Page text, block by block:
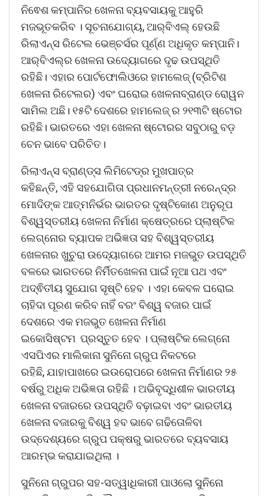
ନିଵେଶ କମ୍ପାନିର ଖେଳନା ବ୍ୟବସାୟକୁ ଆହୁରି
ମଜଭୂତକରିବ । ସୂଚନାଯୋଗ୍ୟ, ଆର୍‌ବିଏଲ୍‌ ହେଉଛି
ରିଲାଏନ୍ସ ରିଟେଲ ଭେଞ୍ଚର୍ସର ପୂର୍ଣ୍ଣ ଅଧିକୃତ କମ୍ପାନି।
ଆର୍‌ବିଏଲ୍‌ର ଖେଳନା ଉଦ୍ୟୋଗରେ ଦୃଢ ଉପସ୍ଥିତି
ରହିଛି। ଏହାର ପୋର୍ଟଫୋଲିଓରେ ହାମଲେଜ୍‌ (ବ୍ରିଟିଶ
ଖେଳନା ରିଟେଲର) ଏବଂ ଘରୋଇ ଖେଳନାବ୍ରାଣ୍ଡ ରୋୱନ
ସାମିଲ ଅଛି। ୧୫ଟି ଦେଶରେ ହାମଲେଜ୍‌ ର ୨୧୩ଟି ଷ୍ଟୋର
ରହିଛି। ଭାରତରେ ଏହା ଖେଳନା ଷ୍ଟୋରର ସବୁଠାରୁ ବଡ଼
ଚେନ ଭାବେ ପରିଚିତ।
ରିଲାଏନ୍ସ ବ୍ରାଣ୍ଡ୍‌ସ ଲିମିଟେଡ୍‌ର ମୁଖପାତ୍ର
କହିଛନ୍ତି, ଏହି ସହଯୋଗିତା ପ୍ରଧାନମନ୍ତ୍ରୀ ନରେନ୍ଦ୍ର
ମୋଦିଙ୍କ ଆତ୍ମନିର୍ଭର ଭାରତର ଦୃଷ୍ଟିକୋଣ ଅନୁରୂପ
ବିଶ୍ୱସ୍ତରୀୟ ଖେଳନା ନିର୍ମାଣ କ୍ଷେତ୍ରରେ ପ୍ଲାଷ୍ଟିକ
ଲେଗ୍ନୋର ବ୍ୟାପକ ଅଭିଜ୍ଞତା ସହ ବିଶ୍ୱସ୍ତରୀୟ
ଖେଳନାର ଖୁଚୁରା ଉଦ୍ୟୋଗରେ ଆମର ମଜଭୁତ ଉପସ୍ଥିତି
ବଳରେ ଭାରତରେ ନିର୍ମିତଖେଳନା ପାଇଁ ନୂଆ ପଥ ଏବଂ
ଅଦ୍ଵିତୀୟ ସୁଯୋଗ ସୃଷ୍ଟି ହେବ । ଏହା କେବଳ ଘରୋଇ
ଚାହିଦା ପୂରଣ କରିବ ନାହିଁ ବରଂ ବିଶ୍ୱ ବଜାର ପାଇଁ
ଦେଶରେ ଏକ ମଜଭୁତ ଖେଳନା ନିର୍ମାଣ
ଇକୋସିଷ୍ଟମ ପ୍ରସ୍ତୁତ ହେବ । ପ୍ଲାଷ୍ଟିକ ଲେଗ୍ନୋ
ଏସପିଏର ମାଲିକାନା ସୁନିନୋ ଗ୍ରୁପ ନିକଟରେ
ରହିଛି, ଯାହାପାଖରେ ଇଉରୋପରେ ଖେଳନା ନିର୍ମାଣର ୨୫
ବର୍ଷରୁ ଅଧିକ ଅଭିଜ୍ଞତା ରହିଛି । ଅଭିବୃଦ୍ଧିଶୀଳ ଭାରତୀୟ
ଖେଳନା ବଜାରରେ ଉପସ୍ଥିତି ବଢ଼ାଇବା ଏବଂ ଭାରତୀୟ
ଖେଳନା ବଜାରକୁ ବିଶ୍ୱ ହବ ଭାବେ ଗଢିତୋଳିବା
ଉଦ୍ଦେଶ୍ୟରେ ଗ୍ରୁପ ପକ୍ଷରୁ ଭାରତରେ ବ୍ୟବସାୟ
ଆରମ୍ଭ କରାଯାଇଥିଲା ।
ସୁନିନୋ ଗ୍ରୁପର ସହ-ସତ୍ୱାଧିକାରୀ ପାଓଲୋ ସୁନିନୋ